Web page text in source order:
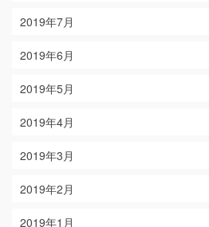
2019年7月
2019年6月
2019年5月
2019年4月
2019年3月
2019年2月
2019年1月